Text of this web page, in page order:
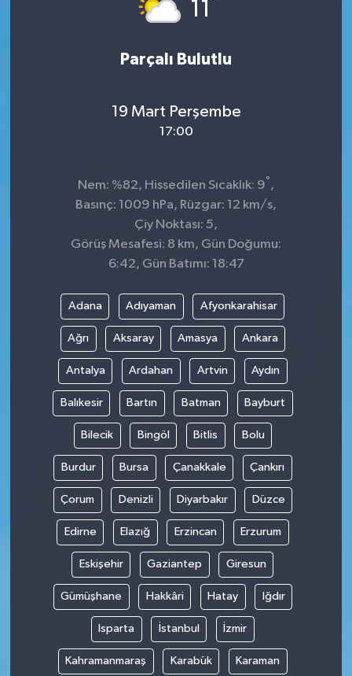
11
Parçalı Bulutlu
19 Mart Perşembe
17:00
Nem: %82, Hissedilen Sıcaklık: 9° ,
Basınç: 1009 hPa, Rüzgar: 12 km/s,
Çiy Noktası: 5,
Görüş Mesafesi: 8 km, Gün Doğumu:
6:42, Gün Batımı: 18:47
Adana Adıyaman Afyonkarahisar
Ağrı Aksaray Amasya Ankara
Antalya Ardahan Artvin Aydın
Balıkesir Bartın Batman Bayburt
Bilecik Bingöl Bitlis Bolu
Burdur Bursa Çanakkale Çankırı
Çorum Denizli Diyarbakır Düzce
Edirne Elazığ Erzincan Erzurum
Eskişehir Gaziantep Giresun
Gümüşhane Hakkâri Hatay Iğdır
Isparta İstanbul İzmir
Kahramanmaraş Karabük Karaman